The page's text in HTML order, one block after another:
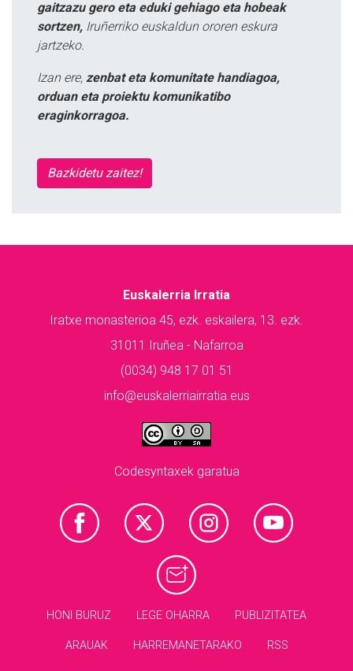
gaitzazu gero eta eduki gehiago eta hobeak
sortzen, Iruñerriko euskaldun ororen eskura
jartzeko.
Izan ere, zenbat eta komunitate handiagoa,
orduan eta proiektu komunikatibo
eraginkorragoa.
Bazkidetu zaitez!
Euskalerria Irratia
Iratxe monasterioa 45, ezk. eskailera, 13. ezk.
31011 Iruñea - Nafarroa
(0034) 948 17 01 51
info@euskalerriairratia.eus
Codesyntaxek garatua
HONI BURUZ LEGE OHARRA PUBLIZITATEA
ARAUAK HARREMANETARAKO RSS